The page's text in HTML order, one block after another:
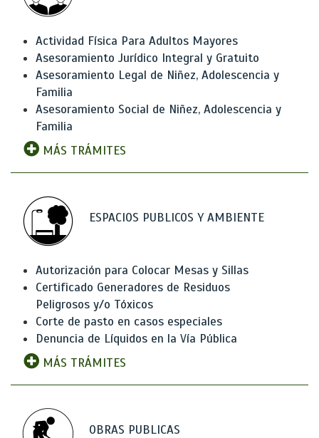
Actividad Física Para Adultos Mayores
Asesoramiento Jurídico Integral y Gratuito
Asesoramiento Legal de Niñez, Adolescencia y
Familia
Asesoramiento Social de Niñez, Adolescencia y
Familia
MÁS TRÁMITES
ESPACIOS PUBLICOS Y AMBIENTE
Autorización para Colocar Mesas y Sillas
Certificado Generadores de Residuos
Peligrosos y/o Tóxicos
Corte de pasto en casos especiales
Denuncia de Líquidos en la Vía Pública
MÁS TRÁMITES
OBRAS PUBLICAS